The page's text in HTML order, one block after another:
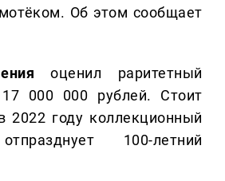
Об этом сообщает
оценил раритетный
000 000 рублей. Стоит
2022 году коллекционный
100-летний